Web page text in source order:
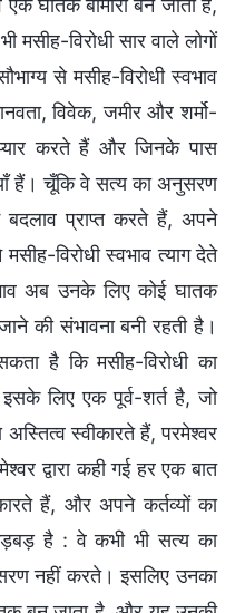
विरोधी सार वाले लोगों
से मसीह-विरोधी स्वभाव
विवेक, जमीर और शर्मो-
करते हैं और जिनके पास
हैं। चूँकि वे सत्य का अनुसरण
प्राप्त करते हैं, अपने
विरोधी स्वभाव त्याग देते
अब उनके लिए कोई घातक
की संभावना बनी रहती है।
है कि मसीह-विरोधी का
इसके लिए एक पूर्व-शर्त है, जो
स्वीकारते हैं, परमेश्वर
द्वारा कही गई हर एक बात
हैं, और अपने कर्तव्यों का
है : वे कभी भी सत्य का
नहीं करते। इसलिए उनका